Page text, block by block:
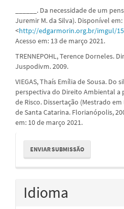
______. Da necessidade de um
Juremir M. da Silva). Disponível em:
<http://edgarmorin.org.br/imgul/
Acesso em: 13 de março 2021.
TRENNEPOHL, Terence Dorneles.
Juspodivm. 2009.
VIEGAS, Thaís Emília de Sousa. Do
perspectiva do Direito Ambiental a
de Risco. Dissertação (Mestrado
de Santa Catarina. Florianópolis,
em: 10 de março 2021.
Enviar
Submissão
ENVIAR SUBMISSÃO
Idioma